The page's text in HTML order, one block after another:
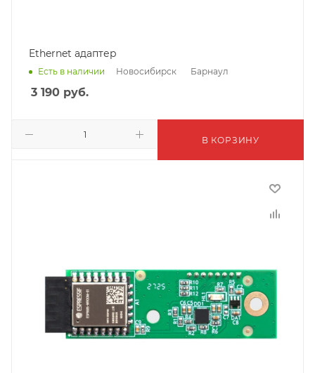
Ethernet адаптер
Есть в наличии Новосибирск Барнаул
3 190 руб.
В КОРЗИНУ